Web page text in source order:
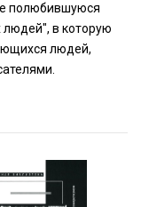
полюбившуюся
в которую
людей,